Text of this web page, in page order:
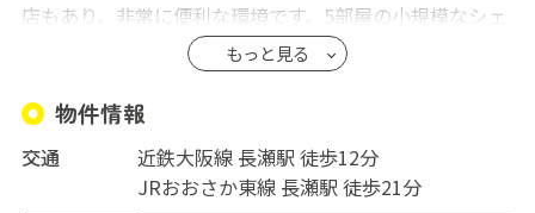
店もあり、非常に便利な環境です。5部屋の小規模なシェ
アハウスですので、一つの家族のように仲良くなって、楽
しく生活してもらえればうれしいです。
もっと見る
物件情報
交通
近鉄大阪線 長瀬駅 徒歩12分
JRおおさか東線 長瀬駅 徒歩21分